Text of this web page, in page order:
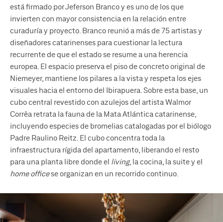
está firmado por Jeferson Branco y es uno de los que
invierten con mayor consistencia en la relación entre
curaduría y proyecto. Branco reunió a más de 75 artistas y
diseñadores catarinenses para cuestionar la lectura
recurrente de que el estado se resume a una herencia
europea. El espacio preserva el piso de concreto original de
Niemeyer, mantiene los pilares a la vista y respeta los ejes
visuales hacia el entorno del Ibirapuera. Sobre esta base, un
cubo central revestido con azulejos del artista Walmor
Corrêa retrata la fauna de la Mata Atlántica catarinense,
incluyendo especies de bromelias catalogadas por el biólogo
Padre Raulino Reitz. El cubo concentra toda la
infraestructura rígida del apartamento, liberando el resto
para una planta libre donde el living, la cocina, la suite y el
home officese organizan en un recorrido continuo.